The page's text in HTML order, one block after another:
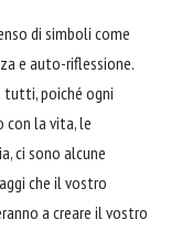
di simboli come
e auto-riflessione.
tutti, poiché ogni
con la vita, le
ci sono alcune
che il vostro
a creare il vostro